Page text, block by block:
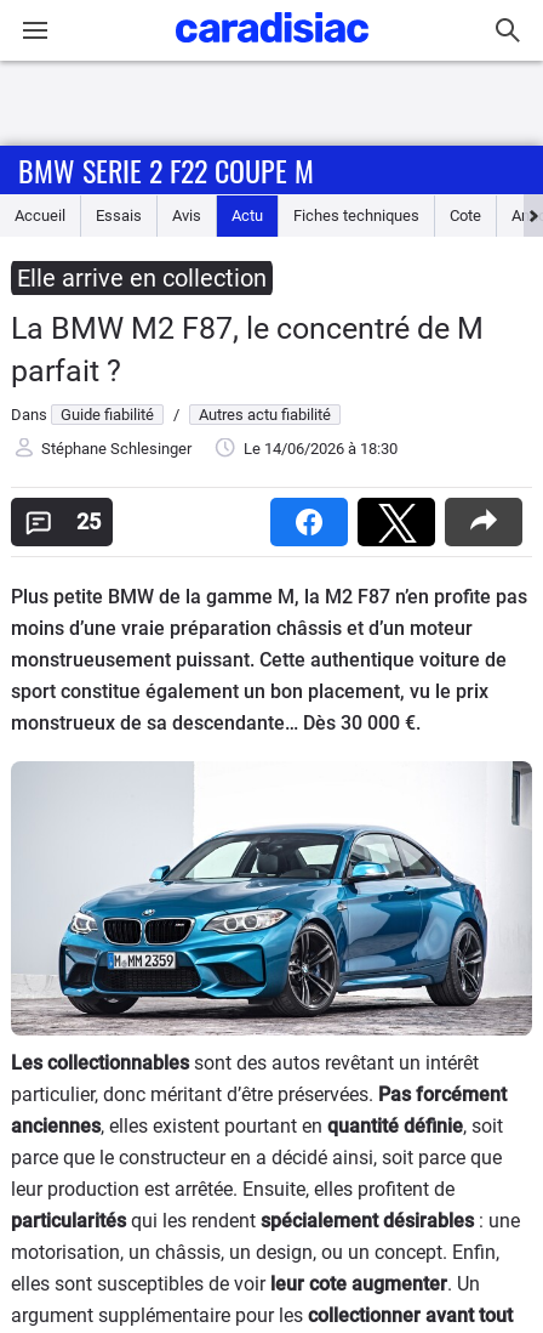
Accueil
Essais
Guide
d'achat
Electriques
Utilitaires
Auto
Services
Forum
BMW SERIE 2 F22 COUPE M
Accueil Essais Avis Actu Fiches techniques Cote
Elle arrive en collection
La BMW M2 F87, le concentré de M
parfait ?
Dans Guide fiabilité /
Autres actu fiabilité
Stéphane Schlesinger
Le 14/06/2026 à 18:30
25
Plus petite BMW de la gamme M, la M2 F87 n’en profite pas
moins d’une vraie préparation châssis et d’un moteur
monstrueusement puissant. Cette authentique voiture de
sport constitue également un bon placement, vu le prix
monstrueux de sa descendante… Dès 30 000 €.
Les collectionnablessont des autos revêtant un intérêt
particulier, donc méritant d’être préservées. Pas forcément
anciennes, elles existent pourtant en quantité définie, soit
parce que le constructeur en a décidé ainsi, soit parce que
leur production est arrêtée. Ensuite, elles profitent de
particularitésqui les rendent spécialement désirables: une
motorisation, un châssis, un design, ou un concept. Enfin,
elles sont susceptibles de voirleur cote augmenter. Un
argument supplémentaire pour les collectionner avant tout